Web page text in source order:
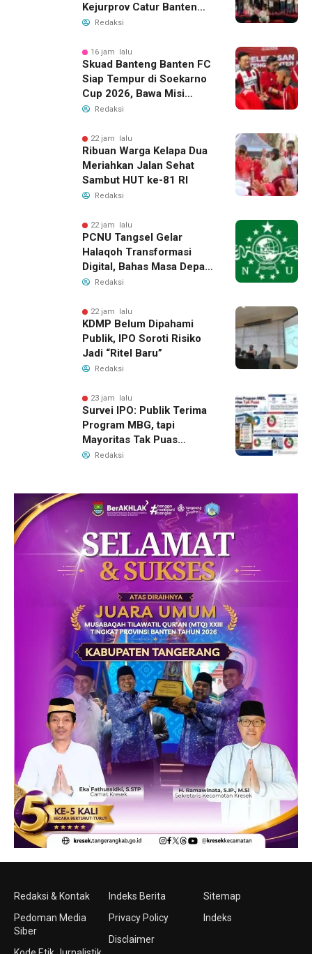
Kejurprov Catur Banten
2026, Raih 24 Medali
Redaksi
16 jam lalu
Skuad Banteng Banten FC
Siap Tempur di Soekarno
Cup 2026, Bawa Misi
Harumkan Nama Banten
Redaksi
22 jam lalu
Ribuan Warga Kelapa Dua
Meriahkan Jalan Sehat
Sambut HUT ke-81 RI
Redaksi
22 jam lalu
PCNU Tangsel Gelar
Halaqoh Transformasi
Digital, Bahas Masa Depan
NU di Era Disrupsi
Redaksi
22 jam lalu
KDMP Belum Dipahami
Publik, IPO Soroti Risiko
Jadi “Ritel Baru”
Redaksi
23 jam lalu
Survei IPO: Publik Terima
Program MBG, tapi
Mayoritas Tak Puas
dengan Pengelolaannya
Redaksi
Redaksi & Kontak
Pedoman Media
Siber
Indeks Berita
Privacy Policy
Disclaimer
Sitemap
Indeks